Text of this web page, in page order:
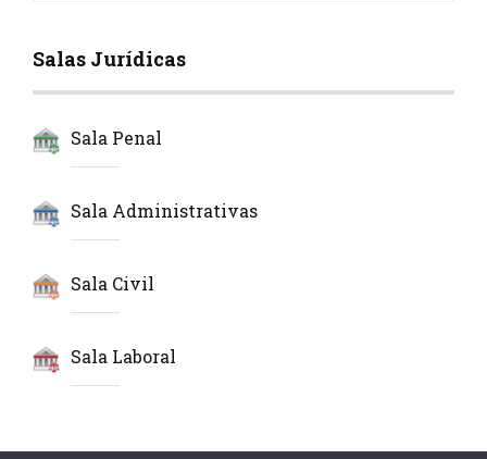
Salas Jurídicas
Sala Penal
Sala Administrativas
Sala Civil
Sala Laboral